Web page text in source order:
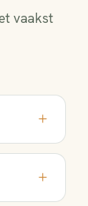
vaakst
+
€
en
+